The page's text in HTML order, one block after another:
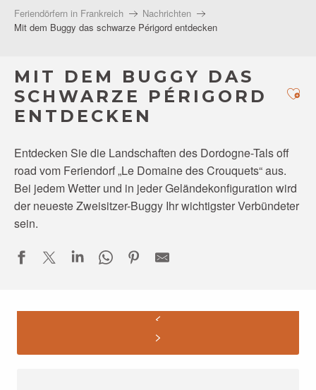
Feriendörfern in Frankreich
Nachrichten
Mit dem Buggy das schwarze Périgord entdecken
MIT DEM BUGGY DAS
SCHWARZE PÉRIGORD
ENTDECKEN
Entdecken Sie die Landschaften des Dordogne-Tals off
road vom Feriendorf „Le Domaine des Crouquets“ aus.
Bei jedem Wetter und in jeder Geländekonfiguration wird
der neueste Zweisitzer-Buggy Ihr wichtigster Verbündeter
sein.